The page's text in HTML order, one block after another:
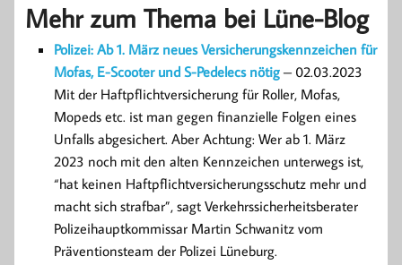
Mehr zum Thema bei Lüne-Blog
Polizei: Ab 1. März neues Versicherungskennzeichen für
Mofas, E-Scooter und S-Pedelecs nötig – 02.03.2023
Mit der Haftpflichtversicherung für Roller, Mofas,
Mopeds etc. ist man gegen finanzielle Folgen eines
Unfalls abgesichert. Aber Achtung: Wer ab 1. März
2023 noch mit den alten Kennzeichen unterwegs ist,
“hat keinen Haftpflichtversicherungsschutz mehr und
macht sich strafbar”, sagt Verkehrssicherheitsberater
Polizeihauptkommissar Martin Schwanitz vom
Präventionsteam der Polizei Lüneburg.